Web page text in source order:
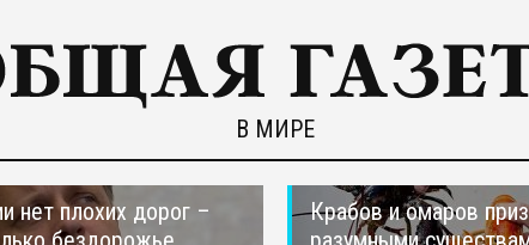
В МИРЕ
нет плохих дорог –
Крабов и омаров